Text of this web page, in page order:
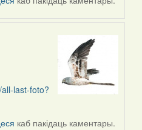
last-foto?
каб пакідаць каментары.